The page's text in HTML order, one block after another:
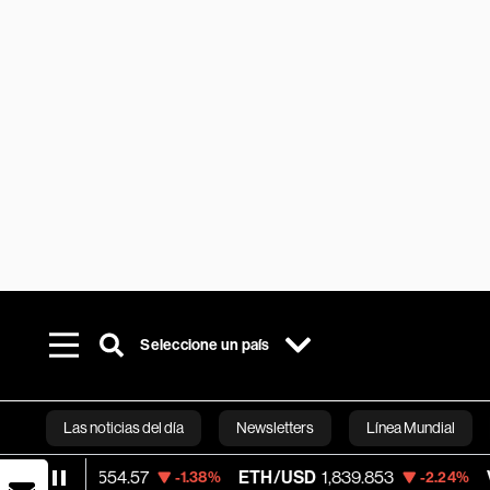
Seleccione un país
Las noticias del día Newsletters Línea Mundial
Bloomberg
-1.38% ETH/USD 1,839.853 -2.24% Visa